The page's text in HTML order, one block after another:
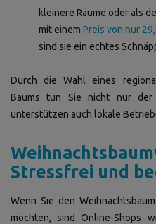
kleinere Räume oder als
mit einem Preis von nur
sind sie ein echtes
Durch die Wahl eines
Baums tun Sie nicht nur der
unterstützen auch lokale
Stressfrei und
Wenn Sie den
möchten, sind Online-Shops